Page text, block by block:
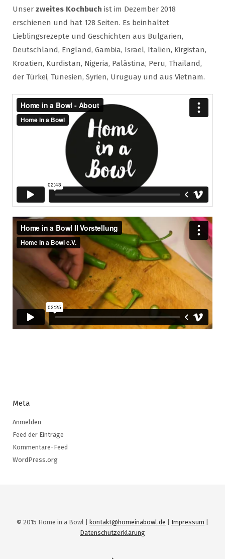
Unser zweites Kochbuch ist im Dezember 2018
erschienen und hat 128 Seiten. Es beinhaltet
Lieblingsrezepte und Geschichten aus Bulgarien,
Deutschland, England, Gambia, Israel, Italien, Kirgistan,
Kroatien, Kurdistan, Nigeria, Palästina, Peru, Thailand,
der Türkei, Tunesien, Syrien, Uruguay und aus Vietnam.
Meta
Anmelden
Feed der Einträge
Kommentare-Feed
WordPress.org
© 2015 Home in a Bowl | kontakt@homeinabowl.de Impressum
Datenschutzerklärung